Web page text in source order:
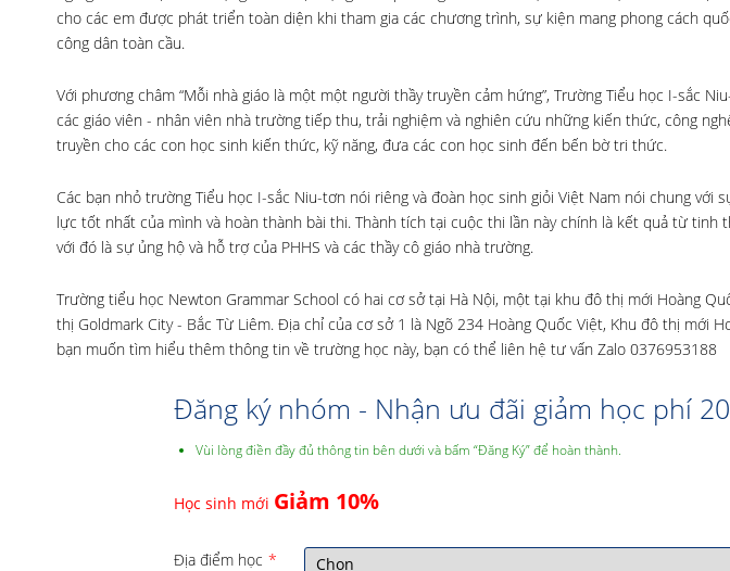
cho các em được phát triển toàn diện khi tham gia các chương trình, sự kiện mang phong cách
công dân toàn cầu.
Với phương châm “Mỗi nhà giáo là một một người thầy truyền cảm hứng”, Trường Tiểu học I-sắc
các giáo viên - nhân viên nhà trường tiếp thu, trải nghiệm và nghiên cứu những kiến thức, công
truyền cho các con học sinh kiến thức, kỹ năng, đưa các con học sinh đến bến bờ tri thức.
Các bạn nhỏ trường Tiểu học I-sắc Niu-tơn nói riêng và đoàn học sinh giỏi Việt Nam nói chung với
lực tốt nhất của mình và hoàn thành bài thi. Thành tích tại cuộc thi lần này chính là kết quả từ tinh
với đó là sự ủng hộ và hỗ trợ của PHHS và các thầy cô giáo nhà trường.
Trường tiểu học Newton Grammar School có hai cơ sở tại Hà Nội, một tại khu đô thị mới Hoàng
thị Goldmark City - Bắc Từ Liêm. Địa chỉ của cơ sở 1 là Ngõ 234 Hoàng Quốc Việt, Khu đô thị mới
bạn muốn tìm hiểu thêm thông tin về trường học này, bạn có thể liên hệ tư vấn Zalo 0376953188
Đăng ký nhóm - Nhận ưu đãi giảm học phí
Vùi lòng điền đầy đủ thông tin bên dưới và bấm “Đăng Ký” để hoàn thành.
Học sinh mới Giảm 10%
Địa điểm học *